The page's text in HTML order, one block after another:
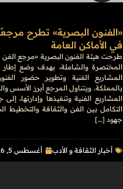
«الفنون البصرية» تطرح
في الأماكن العامة
طرحت هيئة الفنون البصرية «مرجع الفن
المختصرة والشاملة، بهدف وضع
المشاريع الفنية وتطوير حضور
بالمملكة. ويتناول المرجع أبرز الأسس
المشاريع الفنية وتنفيذها وإدارتها،
التكامل بين الفن والثقافة
جهود […]
أخبار الثقافة و الأدب أغسطس 5, 2026